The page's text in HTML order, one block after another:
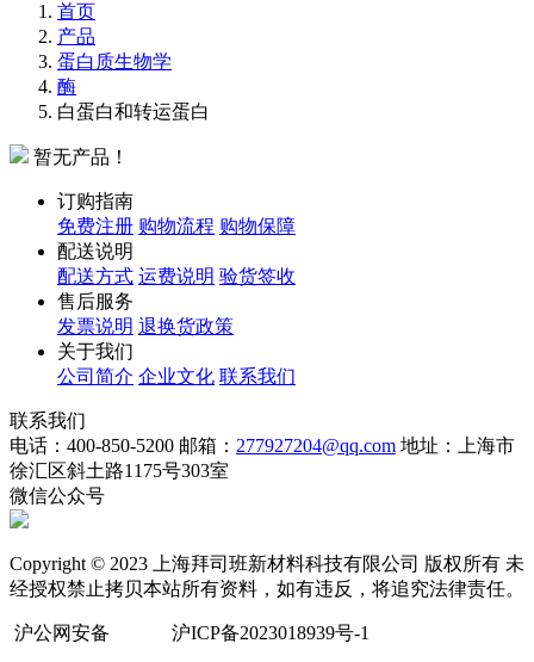
首页
产品
蛋白质生物学
酶
白蛋白和转运蛋白
暂无产品！
订购指南
免费注册 购物流程 购物保障
配送说明
配送方式 运费说明 验货签收
售后服务
发票说明 退换货政策
关于我们
公司简介 企业文化 联系我们
联系我们
电话：400-850-5200 邮箱： 277927204@qq.com 地址：上海市
徐汇区斜土路1175号303室
微信公众号
Copyright © 2023 上海拜司班新材料科技有限公司 版权所有 未
经授权禁止拷贝本站所有资料，如有违反，将追究法律责任。
沪公网安备 沪ICP备2023018939号-1